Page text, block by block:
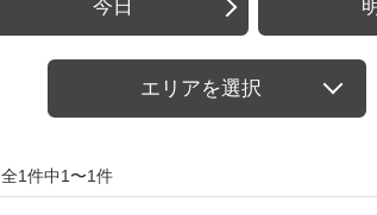
今日
エリアを選択
全1件中1〜1件